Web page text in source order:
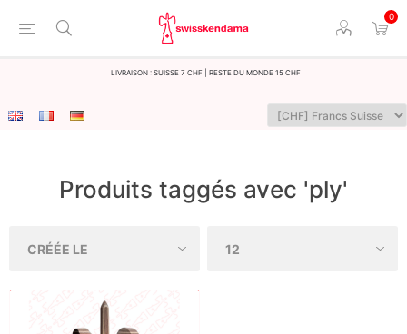
0
LIvraison : Suisse 7 CHF | Reste du monde 15 CHF
Produits taggés avec 'ply'